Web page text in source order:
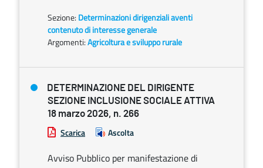
Sezione: Determinazioni dirigenziali aventi
contenuto di interesse generale
Argomenti:Agricoltura e sviluppo rurale
DETERMINAZIONE DEL DIRIGENTE
SEZIONE INCLUSIONE SOCIALE ATTIVA
18 marzo 2026, n. 266
Scarica Ascolta
Avviso Pubblico per manifestazione di